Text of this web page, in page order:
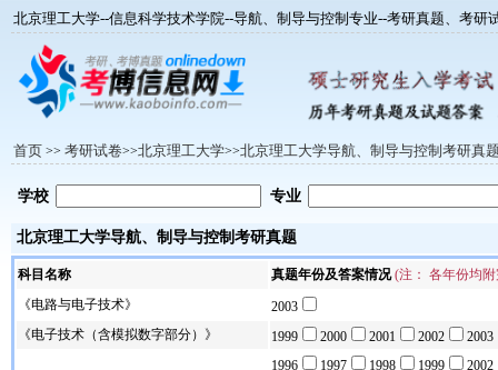
北京理工大学--信息科学技术学院--导航、制导与控制专业--考研真题、考研
首页 >> 考研试卷>>北京理工大学>>北京理工大学导航、制导与控制考研真
学校 专业
北京理工大学导航、制导与控制考研真题
科目名称 真题年份及答案情况(注： 各年份均附
《电路与电子技术》
2003
《电子技术（含模拟数字部分）》
1999 2000 2001 2002 2003
1996 1997 1998 1999
2002